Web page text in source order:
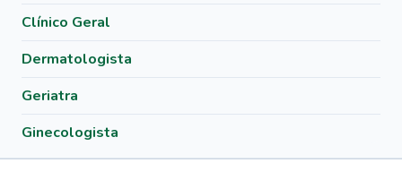
Clínico Geral
Dermatologista
Geriatra
Ginecologista